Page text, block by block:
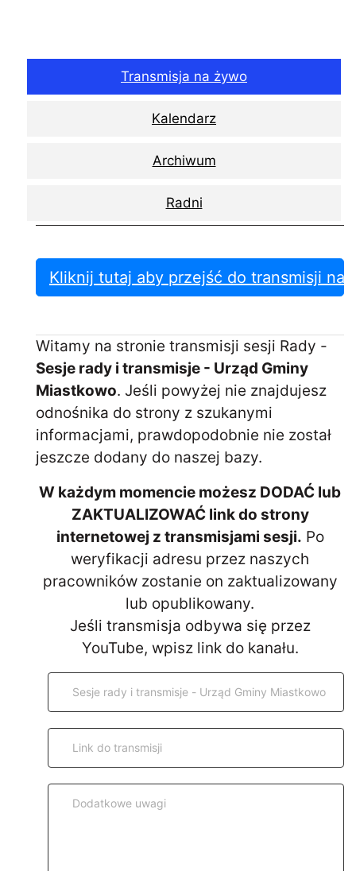
Transmisja na żywo
Kalendarz
Archiwum
Radni
Kliknij tutaj aby przejść do transmisji na
Witamy na stronie transmisji sesji Rady -
Sesje rady i transmisje - Urząd Gminy
Miastkowo. Jeśli powyżej nie znajdujesz
odnośnika do strony z szukanymi
informacjami, prawdopodobnie nie został
jeszcze dodany do naszej bazy.
W każdym momencie możesz DODAĆ lub
ZAKTUALIZOWAĆ link do strony
internetowej z transmisjami sesji. Po
weryfikacji adresu przez naszych
pracowników zostanie on zaktualizowany
lub opublikowany.
Jeśli transmisja odbywa się przez
YouTube, wpisz link do kanału.